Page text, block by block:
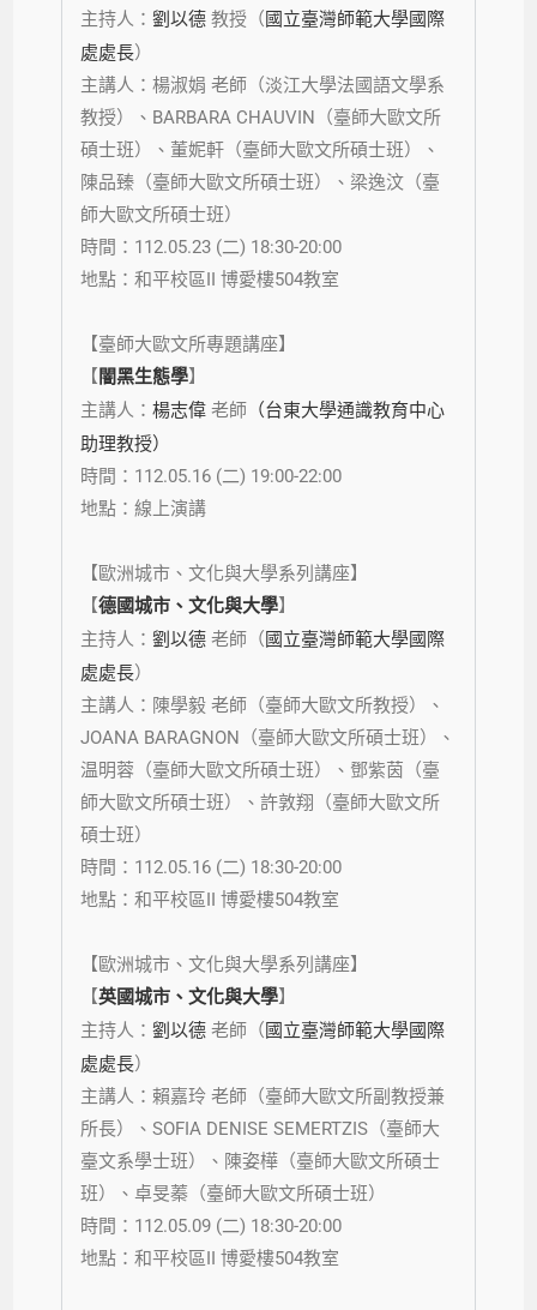
主持人：劉以德 教授 （國立臺灣師範大學國際
處處長）
主講人：楊淑娟老師 （淡江大學法國語文學系
教授）、 BARBARA CHAUVIN（臺師大歐文所
碩士班）、董妮軒（臺師大歐文所碩士班）、
陳品臻（臺師大歐文所碩士班）、梁逸汶 （臺
師大歐文所碩士班）
時間：112.05.23 (二) 18:30-20:00
地點：和平校區II 博愛樓504教室
【臺師大歐文所專題講座】
【 闇黑生態學】
主講人：楊志偉老師 （台東大學通識教育中心
助理教授）
時間： 112.05.16 (二) 19:00-22:00
地點：線上演講
【歐洲城市、文化與大學系列講座】
【德國城市、文化與大學】
主持人：劉以德 老師 （國立臺灣師範大學國際
處處長）
主講人：陳學毅老師 （臺師大歐文所教授）、
JOANA BARAGNON（臺師大歐文所碩士班）、
温明蓉（臺師大歐文所碩士班）、鄧紫茵（臺
師大歐文所碩士班）、許敦翔（臺師大歐文所
碩士班）
時間：112.05.16 (二) 18:30-20:00
地點：和平校區II 博愛樓504教室
【歐洲城市、文化與大學系列講座】
【英國城市、文化與大學】
主持人：劉以德 老師 （國立臺灣師範大學國際
處處長）
主講人：賴嘉玲 老師 （臺師大歐文所副教授兼
所長）、SOFIA DENISE SEMERTZIS（臺師大
臺文系學士班）、陳姿樺（臺師大歐文所碩士
班）、卓旻蓁（臺師大歐文所碩士班）
時間：112.05.09 (二) 18:30-20:00
地點：和平校區II 博愛樓504教室